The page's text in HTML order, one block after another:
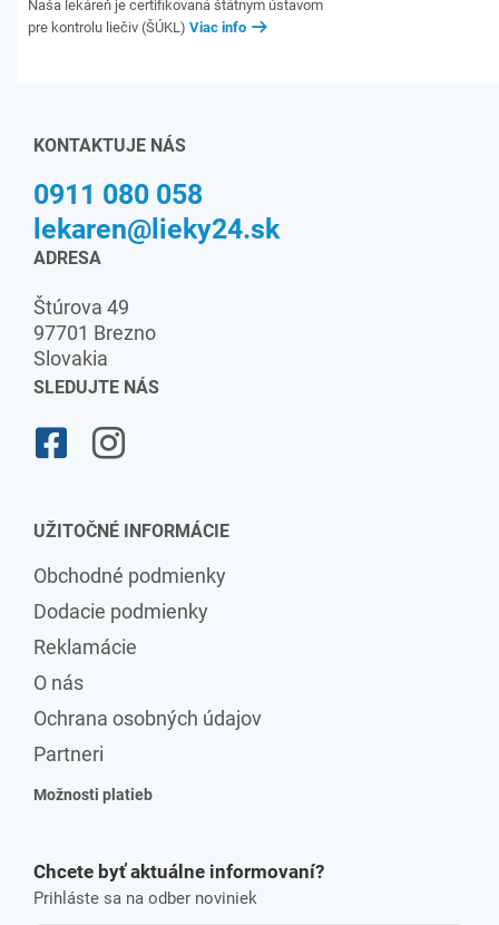
Naša lekáreň je certifikovaná štátnym ústavom
pre kontrolu liečiv (ŠÚKL) Viac info
KONTAKTUJE NÁS
0911 080 058
lekaren@lieky24.sk
ADRESA
Štúrova 49
97701 Brezno
Slovakia
SLEDUJTE NÁS
UŽITOČNÉ INFORMÁCIE
Obchodné podmienky
Dodacie podmienky
Reklamácie
O nás
Ochrana osobných údajov
Partneri
Možnosti platieb
Chcete byť aktuálne informovaní?
Prihláste sa na odber noviniek